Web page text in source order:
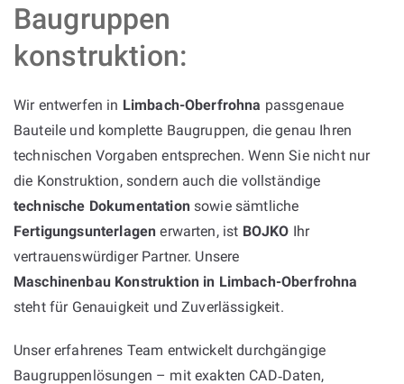
Baugruppen
konstruktion:
Wir entwerfen in Limbach-Oberfrohna passgenaue
Bauteile und komplette Baugruppen, die genau Ihren
technischen Vorgaben entsprechen. Wenn Sie nicht nur
die Konstruktion, sondern auch die vollständige
technische Dokumentationsowie sämtliche
Fertigungsunterlagen erwarten, ist BOJKO Ihr
vertrauenswürdiger Partner. Unsere
Maschinenbau Konstruktion in Limbach-Oberfrohna
steht für Genauigkeit und Zuverlässigkeit.
Unser erfahrenes Team entwickelt durchgängige
Baugruppenlösungen – mit exakten CAD‑Daten,